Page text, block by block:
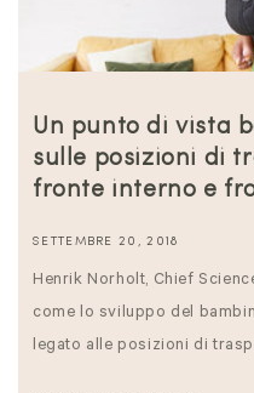
Un punto di vista
sulle posizioni di
fronte interno e
SETTEMBRE 20, 2018
Henrik Norholt, Chief
come lo sviluppo del
legato alle posizioni di